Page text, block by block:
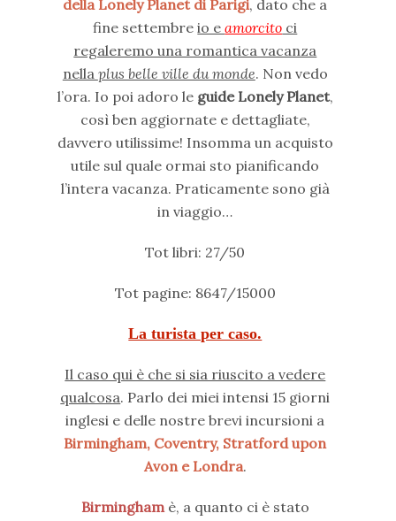
della Lonely Planet di Parigi, dato che a
fine settembreio eamorcito ci
regaleremo una romantica vacanza
nella plus belle ville du monde. Non vedo
l’ora. Io poi adoro le guide Lonely Planet,
così ben aggiornate e dettagliate,
davvero utilissime! Insomma un acquisto
utile sul quale ormai sto pianificando
l’intera vacanza. Praticamente sono già
in viaggio…
Tot libri: 27/50
Tot pagine: 8647/15000
La turista per caso.
Il caso qui è che si sia riuscito a vedere
qualcosa. Parlo dei miei intensi 15 giorni
inglesi e delle nostre brevi incursioni a
Birmingham, Coventry, Stratford upon
Avon e Londra.
Birminghamè, a quanto ci è stato